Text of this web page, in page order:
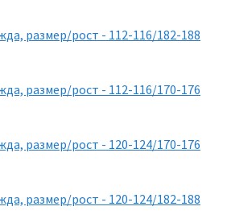
размер/рост - 112-116/182-188
размер/рост - 112-116/170-176
размер/рост - 120-124/170-176
размер/рост - 120-124/182-188